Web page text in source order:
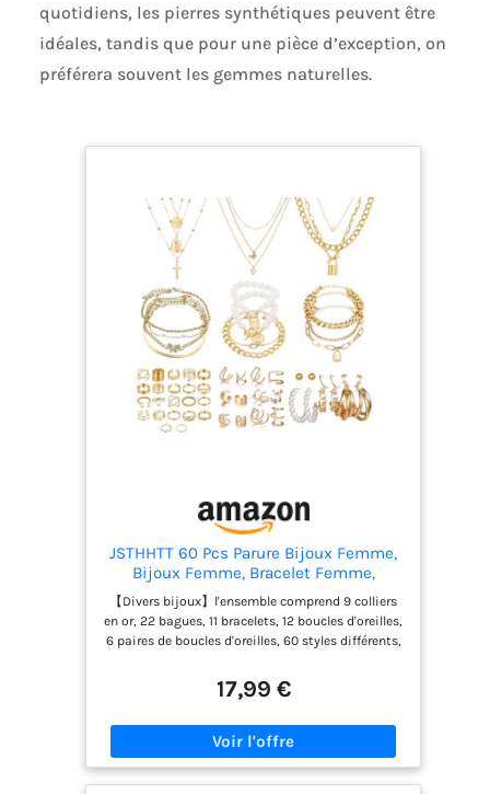
quotidiens, les pierres synthétiques peuvent être
idéales, tandis que pour une pièce d’exception, on
préférera souvent les gemmes naturelles.
JSTHHTT 60 Pcs Parure Bijoux Femme,
Bijoux Femme, Bracelet Femme,
Bagues, Collier Femme Or, Ear Cuff,
Boucles d'Oreilles Créoles, Lot de
Bracelet Réglable Or pour Femme Fille
Cadeau Bijoux
【Divers bijoux】l'ensemble comprend 9 colliers
en or, 22 bagues, 11 bracelets, 12 boucles d'oreilles,
6 paires de boucles d'oreilles, 60 styles différents,
différentes occasions. 【Taille】Les anneaux
d'empilement en or sont disponibles dans de
collier en or et un ensemble de bracelet en or sont
réglables, adaptés à la plupart des gens, veuillez
17,99 €